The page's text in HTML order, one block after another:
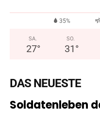
35%
SA.
27°
SO.
31 °
DAS NEUESTE
Soldatenleben